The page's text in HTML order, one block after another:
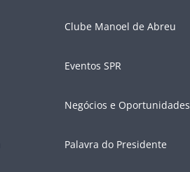
Clube Manoel de Abreu
Eventos SPR
Negócios e Oportunidades
Palavra do Presidente